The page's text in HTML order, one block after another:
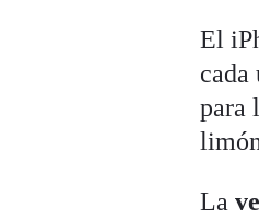
El
cada
para
La